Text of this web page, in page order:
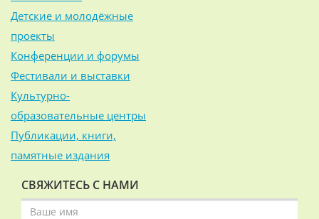
Детские и молодёжные
проекты
Конференции и форумы
Фестивали и выставки
Культурно-
образовательные центры
Публикации, книги,
памятные издания
СВЯЖИТЕСЬ С НАМИ